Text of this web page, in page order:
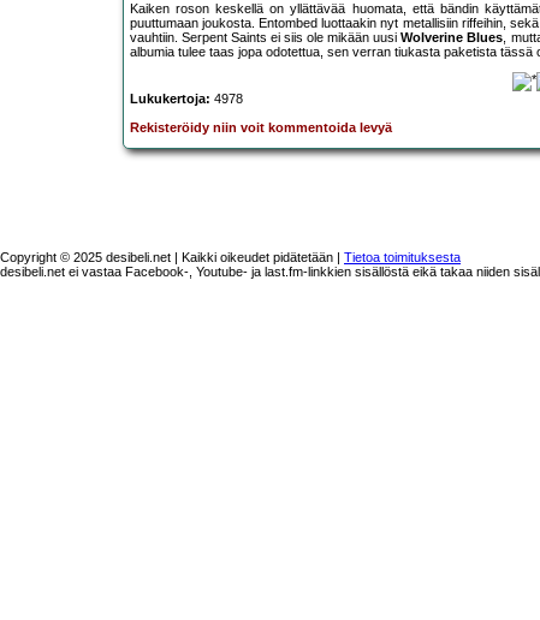
Kaiken roson keskellä on yllättävää huomata, että bändin
puuttumaan joukosta. Entombed luottaakin nyt metallisiin riffeihin,
vauhtiin. Serpent Saints ei siis ole mikään uusiWolverine Blues,
albumia tulee taas jopa odotettua, sen verran tiukasta paketista tässä
Lukukertoja: 4978
Rekisteröidy niin voit kommentoida levyä
Copyright © 2025 desibeli.net | Kaikki oikeudet pidätetään | Tietoa toimituksesta
desibeli.net ei vastaa Facebook-, Youtube- ja last.fm-linkkien sisällöstä eikä takaa niiden